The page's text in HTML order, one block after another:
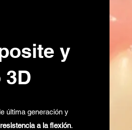
y
última generación y
a la flexión.